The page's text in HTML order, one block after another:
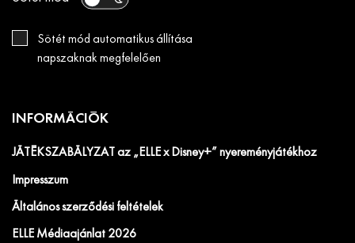
Sötét mód automatikus állítása
napszaknak megfelelően
INFORMÁCIÓK
JÁTÉKSZABÁLYZAT az „ELLE x Disney+” nyereményjátékhoz
Impresszum
Általános szerződési feltételek
ELLE Médiaajánlat 2026